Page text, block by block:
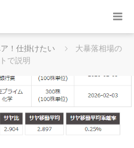
！仕掛けたい
大暴落相場の
で説明